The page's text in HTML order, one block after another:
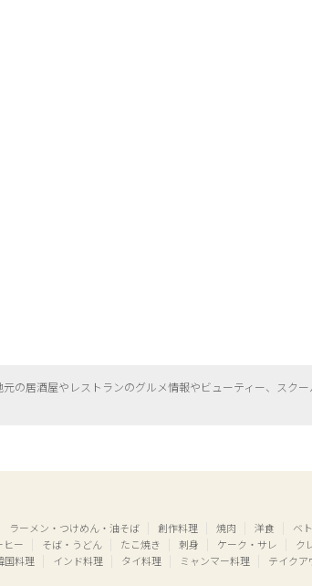
の居酒屋やレストランのグルメ情報やビューティー、 スク
ラーメン・つけめん・油そば 創作料理 焼肉 洋食
ベ
ヒー そば・うどん たこ焼き 刺身 ケーク・サレ
ク
国料理 インド料理 タイ料理 ミャンマー料理 テイクア